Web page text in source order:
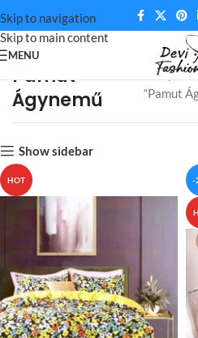
Skip to navigation
Skip to main content
MENU
Pamut
Ágynemű
Kezdőlap
“Pamut
Show sidebar
HOT -